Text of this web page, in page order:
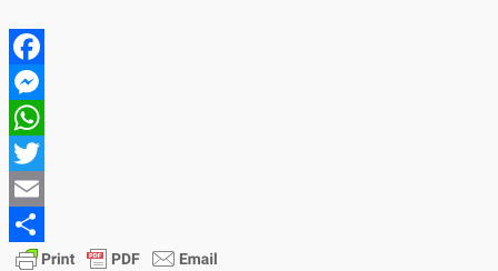
Facebook
Messenger
WhatsApp
Twitter
Email
Share